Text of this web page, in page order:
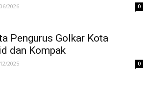
2026 0
Pengurus Golkar Kota
dan Kompak
2025 0